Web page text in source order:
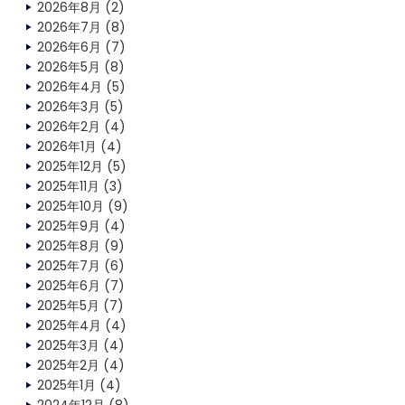
2026年8月 (2)
2026年7月 (8)
2026年6月 (7)
2026年5月 (8)
2026年4月 (5)
2026年3月 (5)
2026年2月 (4)
2026年1月 (4)
2025年12月 (5)
2025年11月 (3)
2025年10月 (9)
2025年9月 (4)
2025年8月 (9)
2025年7月 (6)
2025年6月 (7)
2025年5月 (7)
2025年4月 (4)
2025年3月 (4)
2025年2月 (4)
2025年1月 (4)